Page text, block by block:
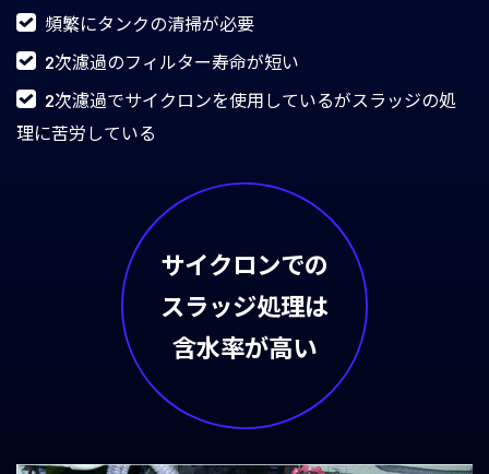
頻繁にタンクの清掃が必要
2次濾過のフィルター寿命が短い
2次濾過でサイクロンを使用しているがスラッジの処
理に苦労している
サイクロンでの
スラッジ処理は
含水率が高い